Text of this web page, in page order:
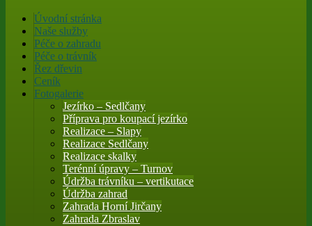
Úvodní stránka
Naše služby
Péče o zahradu
Péče o trávník
Řez dřevin
Ceník
Fotogalerie
Jezírko – Sedlčany
Příprava pro koupací jezírko
Realizace – Slapy
Realizace Sedlčany
Realizace skalky
Terénní úpravy – Turnov
Údržba trávníku – vertikutace
Údržba zahrad
Zahrada Horní Jirčany
Zahrada Zbraslav